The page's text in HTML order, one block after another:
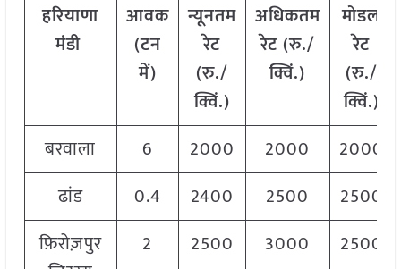
हरियाणा
मंडी
आवक
(टन
में)
न्यूनतम
रेट
(रु./
क्विं.)
अधिकतम
रेट (रु./
क्विं.)
मोडल
रेट
(रु./
क्विं.)
बरवाला
6 2000 2000
2000
ढांड
0.4 2400 2500
2500
फ़िरोज़पुर
2 2500 3000 2500